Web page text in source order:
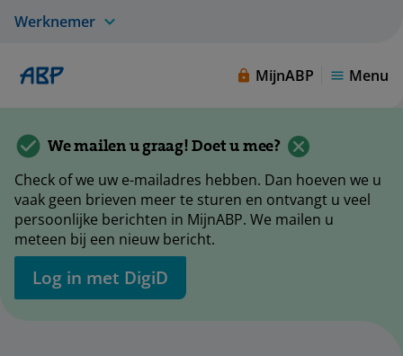
Werknemer
MijnABP Menu
We mailen u graag! Doet u mee?
Check of we uw e-mailadres hebben. Dan hoeven we u
vaak geen brieven meer te sturen en ontvangt u veel
persoonlijke berichten in MijnABP. We mailen u
meteen bij een nieuw bericht.
Log in met DigiD